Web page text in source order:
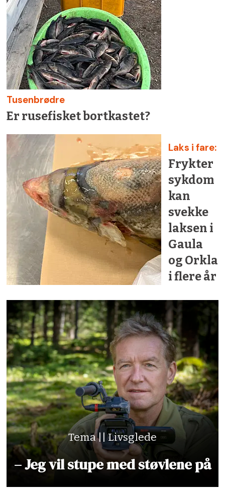
Tusenbrødre
Er rusefisket bortkastet?
Laks i fare:
Frykter
sykdom
kan
svekke
laksen i
Gaula
og Orkla
i flere år
Tema || Livsglede
– Jeg vil stupe med støvlene på